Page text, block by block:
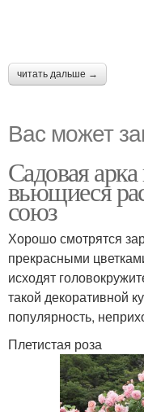
читать дальше →
Вас может
Садовая
вьющиеся
союз
Хорошо смотрятся
прекрасными
исходят
такой декоративной
популярность,
Плетистая роза